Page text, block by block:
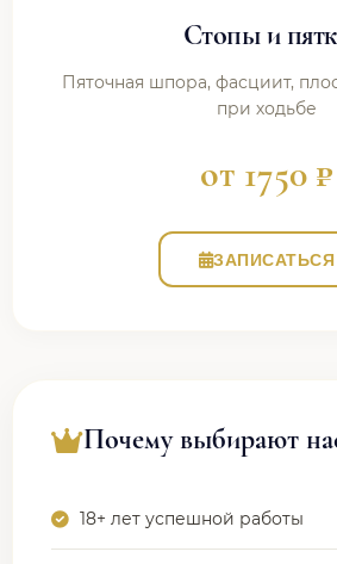
Стопы и
Пяточная шпора, фасциит,
при ходьбе
от 1750 ₽
ЗАПИСАТЬСЯ
Почему выбирают
18+ лет успешной работы